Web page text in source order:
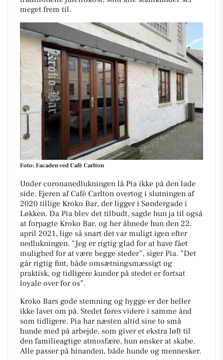
meget frem til.
Foto: Facaden ved Café Carlton
Under coronanedlukningen lå Pia ikke på den lade
side. Ejeren af Café Carlton overtog i slutningen af
2020 tillige Kroko Bar, der ligger i Søndergade i
Løkken. Da Pia blev det tilbudt, sagde hun ja til også
at forpagte Kroko Bar, og her åbnede hun den 22.
april 2021, lige så snart det var muligt igen efter
nedlukningen. ”Jeg er rigtig glad for at have fået
mulighed for at være begge steder”, siger Pia. ”Det
går rigtig fint, både omsætningsmæssigt og
praktisk, og tidligere kunder på stedet er fortsat
loyale over for os”.
Kroko Bars gode stemning og hygge er der heller
ikke lavet om på. Stedet føres videre i samme ånd
som tidligere. Pia har næsten altid sine to små
hunde med på arbejde, som giver et ekstra løft til
den familieagtige atmosfære, hun ønsker at skabe.
Alle passer på hinanden, både hunde og mennesker.